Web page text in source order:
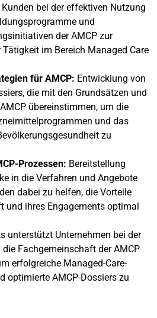
bei der effektiven Nutzung
und
der AMCP zur
Tätigkeit im Bereich Managed Care
für AMCP: Entwicklung von
die mit den Grundsätzen und
übereinstimmen, um die
und das
zu
Prozessen: Bereitstellung
in die Verfahren und Angebote
dabei zu helfen, die Vorteile
und ihres Engagements optimal
unterstützt Unternehmen bei der
Fachgemeinschaft der AMCP
erfolgreiche Managed-Care-
optimierte AMCP-Dossiers zu